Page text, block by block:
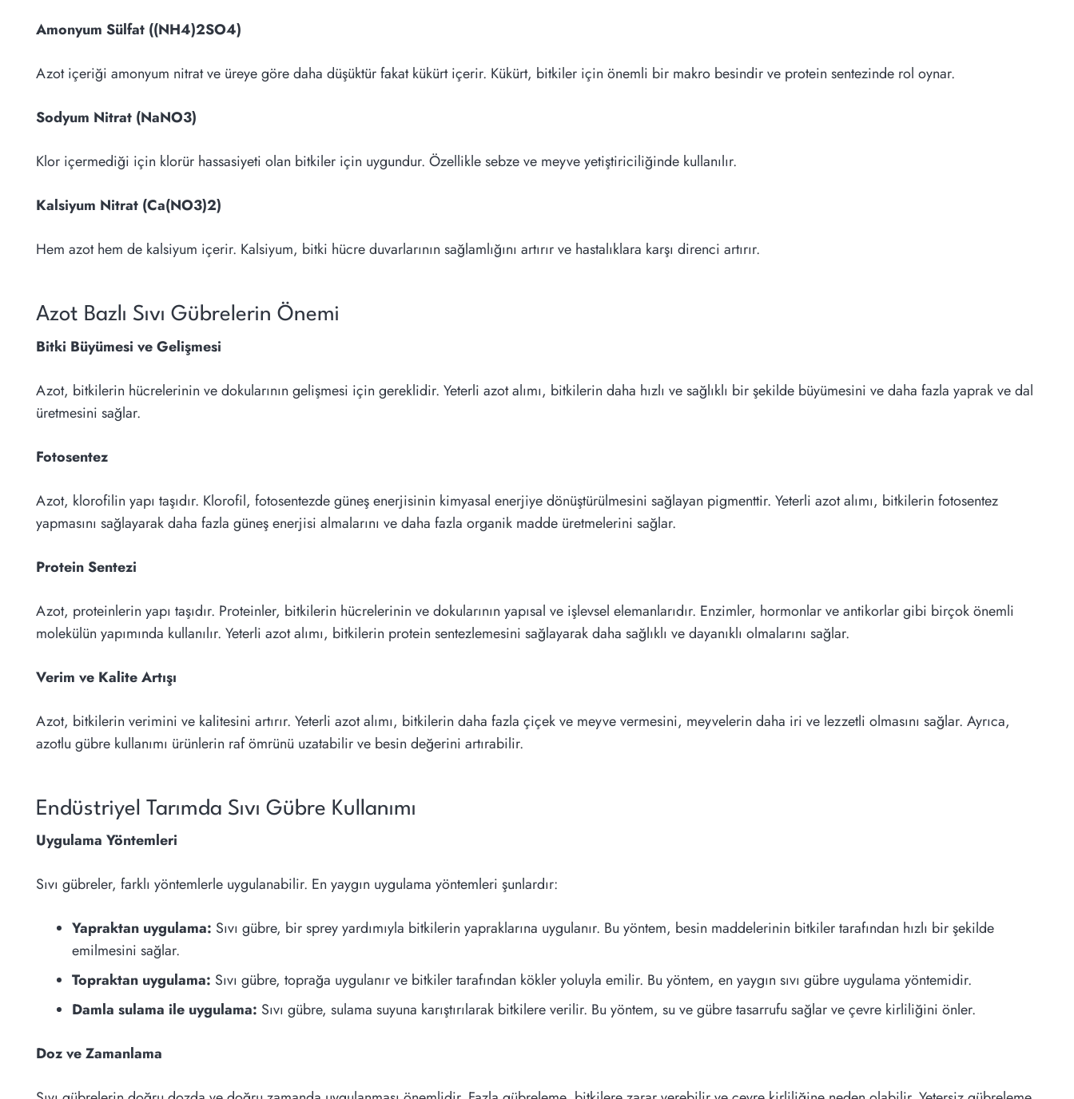
Amonyum Sülfat ((NH4)2SO4)
Azot içeriği amonyum nitrat ve üreye göre daha düşüktür fakat kükürt içerir. Kükürt, bitkiler için önemli bir makro besindir ve protein sentezinde rol oynar.
Sodyum Nitrat (NaNO3)
Klor içermediği için klorür hassasiyeti olan bitkiler için uygundur. Özellikle sebze ve meyve yetiştiriciliğinde kullanılır.
Kalsiyum Nitrat (Ca(NO3)2)
Hem azot hem de kalsiyum içerir. Kalsiyum, bitki hücre duvarlarının sağlamlığını artırır ve hastalıklara karşı direnci artırır.
Azot Bazlı Sıvı Gübrelerin Önemi
Bitki Büyümesi ve Gelişmesi
Azot, bitkilerin hücrelerinin ve dokularının gelişmesi için gereklidir. Yeterli azot alımı, bitkilerin daha hızlı ve sağlıklı bir şekilde büyümesini ve daha fazla yaprak ve dal
üretmesini sağlar.
Fotosentez
Azot, klorofilin yapı taşıdır. Klorofil, fotosentezde güneş enerjisinin kimyasal enerjiye dönüştürülmesini sağlayan pigmenttir. Yeterli azot alımı, bitkilerin fotosentez
yapmasını sağlayarak daha fazla güneş enerjisi almalarını ve daha fazla organik madde üretmelerini sağlar.
Protein Sentezi
Azot, proteinlerin yapı taşıdır. Proteinler, bitkilerin hücrelerinin ve dokularının yapısal ve işlevsel elemanlarıdır. Enzimler, hormonlar ve antikorlar gibi birçok önemli
molekülün yapımında kullanılır. Yeterli azot alımı, bitkilerin protein sentezlemesini sağlayarak daha sağlıklı ve dayanıklı olmalarını sağlar.
Verim ve Kalite Artışı
Azot, bitkilerin verimini ve kalitesini artırır. Yeterli azot alımı, bitkilerin daha fazla çiçek ve meyve vermesini, meyvelerin daha iri ve lezzetli olmasını sağlar. Ayrıca,
azotlu gübre kullanımı ürünlerin raf ömrünü uzatabilir ve besin değerini artırabilir.
Endüstriyel Tarımda Sıvı Gübre Kullanımı
Uygulama Yöntemleri
Sıvı gübreler, farklı yöntemlerle uygulanabilir. En yaygın uygulama yöntemleri şunlardır:
Yapraktan uygulama: Sıvı gübre, bir sprey yardımıyla bitkilerin yapraklarına uygulanır. Bu yöntem, besin maddelerinin bitkiler tarafından hızlı bir şekilde
emilmesini sağlar.
Topraktan uygulama: Sıvı gübre, toprağa uygulanır ve bitkiler tarafından kökler yoluyla emilir. Bu yöntem, en yaygın sıvı gübre uygulama yöntemidir.
Damla sulama ile uygulama: Sıvı gübre, sulama suyuna karıştırılarak bitkilere verilir. Bu yöntem, su ve gübre tasarrufu sağlar ve çevre kirliliğini önler.
Doz ve Zamanlama